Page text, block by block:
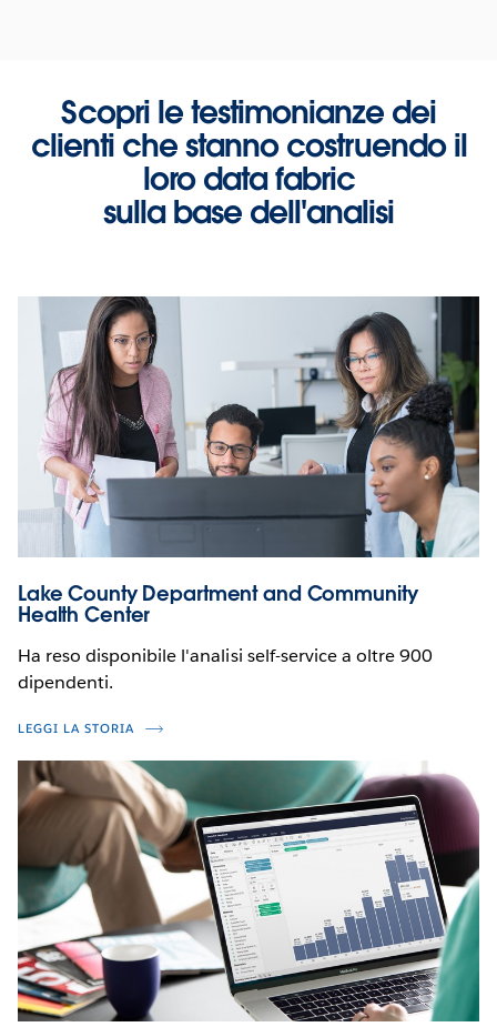
Scopri le testimonianze dei
clienti che stanno costruendo il
loro data fabric
sulla base dell'analisi
Lake County Department and Community
Health Center
Ha reso disponibile l'analisi self-service a oltre 900
dipendenti.
LEGGI LA STORIA